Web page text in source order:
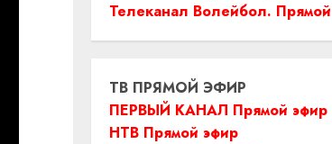
Телеканал Волейбол.
ТВ ПРЯМОЙ ЭФИР
ПЕРВЫЙ КАНАЛ Прямой эфир
НТВ Прямой эфир